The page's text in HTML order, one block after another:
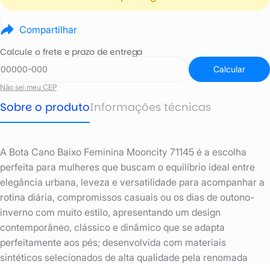
Compartilhar
Calcule o frete e prazo de entrega
Calcular
Não sei meu CEP
Sobre o produtoInformações técnicas
A Bota Cano Baixo Feminina Mooncity 71145 é a escolha
perfeita para mulheres que buscam o equilíbrio ideal entre
elegância urbana, leveza e versatilidade para acompanhar a
rotina diária, compromissos casuais ou os dias de outono-
inverno com muito estilo, apresentando um design
contemporâneo, clássico e dinâmico que se adapta
perfeitamente aos pés; desenvolvida com materiais
sintéticos selecionados de alta qualidade pela renomada